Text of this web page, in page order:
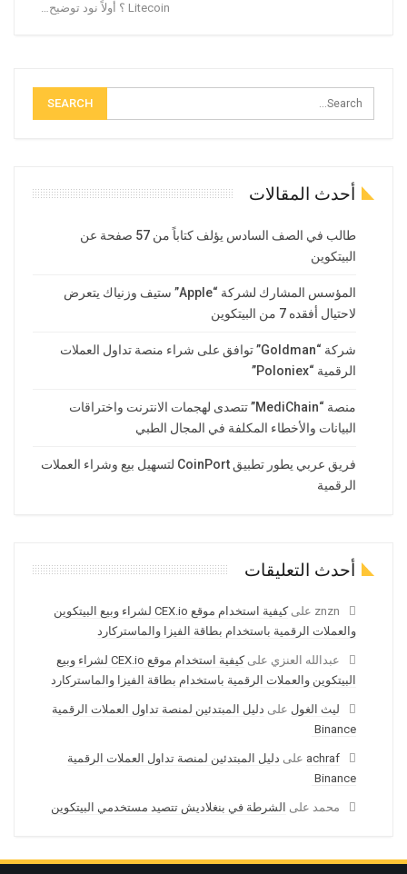
Litecoin ؟ أولاً نود توضيح…
أحدث المقالات
طالب في الصف السادس يؤلف كتاباً من 57 صفحة عن
البيتكوين
المؤسس المشارك لشركة “Apple” ستيف وزنياك يتعرض
لاحتيال أفقده 7 من البيتكوين
شركة “Goldman” توافق على شراء منصة تداول العملات
الرقمية “Poloniex”
منصة “MediChain” تتصدى لهجمات الانترنت واختراقات
البيانات والأخطاء المكلفة في المجال الطبي
فريق عربي يطور تطبيق CoinPort لتسهيل بيع وشراء العملات
الرقمية
أحدث التعليقات
znzn على
كيفية استخدام موقع CEX.io لشراء وبيع البيتكوين
والعملات الرقمية باستخدام بطاقة الفيزا والماستركارد
عبدالله العنزي على
كيفية استخدام موقع CEX.io لشراء وبيع
البيتكوين والعملات الرقمية باستخدام بطاقة الفيزا والماستركارد
ليث الغول على دليل المبتدئين لمنصة تداول العملات الرقمية
Binance
achraf على دليل المبتدئين لمنصة تداول العملات الرقمية
Binance
محمد على الشرطة في بنغلاديش تتصيد مستخدمي البيتكوين